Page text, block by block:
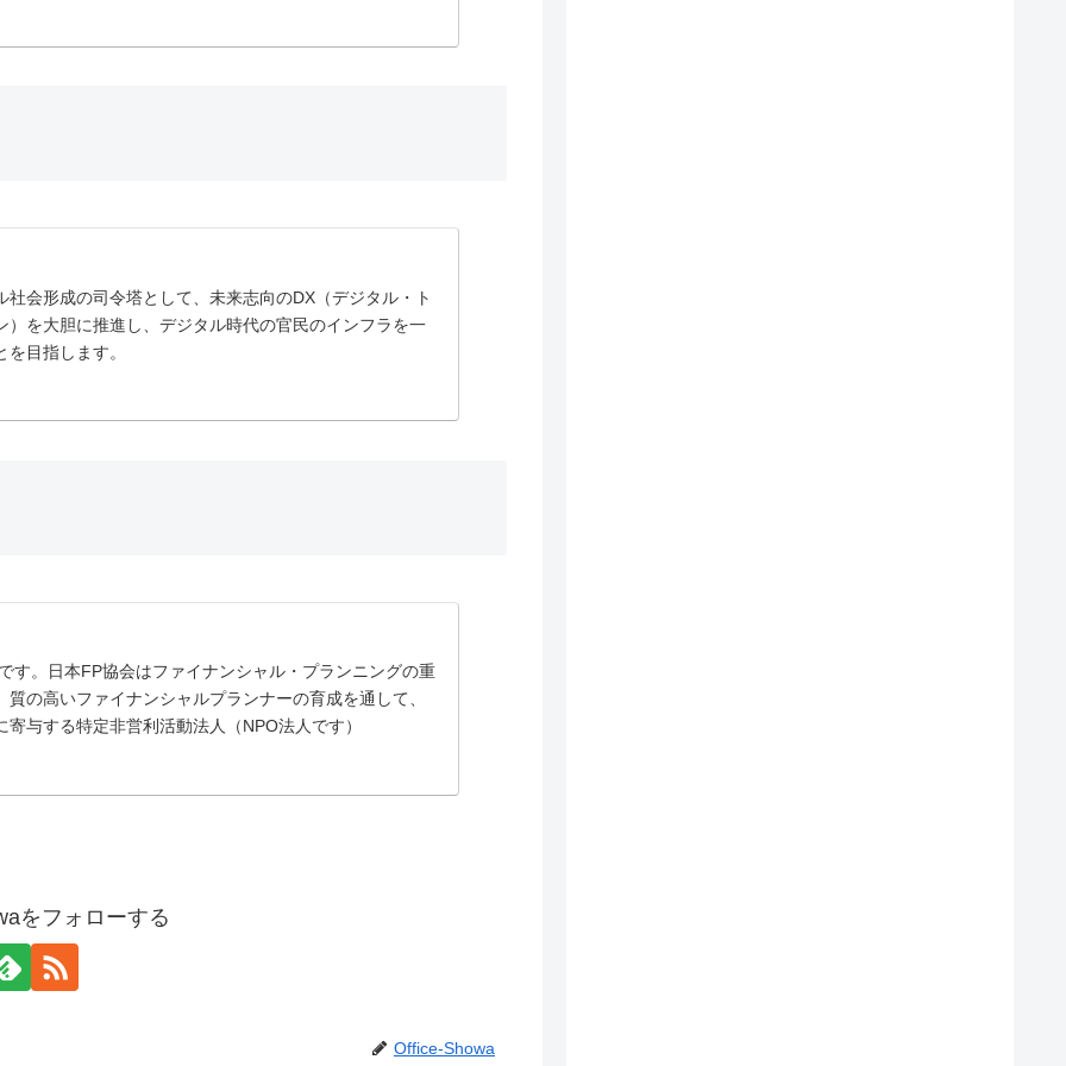
社会形成の司令塔として、未来志向のDX（デジタル・ト
）を大胆に推進し、デジタル時代の官民のインフラを一
目指します。
す。日本FP協会はファイナンシャル・プランニングの重
の高いファイナンシャルプランナーの育成を通して、
与する特定非営利活動法人（NPO法人です）
をフォローする
Office-Showa